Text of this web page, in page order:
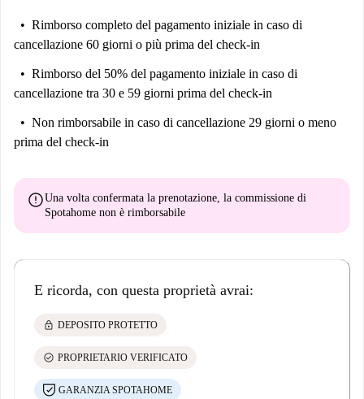
Rimborso completo del pagamento iniziale in caso di
cancellazione 60 giorni o più prima del check-in
Rimborso del 50% del pagamento iniziale in caso di
cancellazione tra 30 e 59 giorni prima del check-in
Non rimborsabile in caso di cancellazione 29 giorni o meno
prima del check-in
errorUna volta confermata la prenotazione, la commissione di
Spotahome non è rimborsabile
E ricorda, con questa proprietà avrai:
lock DEPOSITO PROTETTO
check_circle PROPRIETARIO VERIFICATO
GARANZIA SPOTAHOME